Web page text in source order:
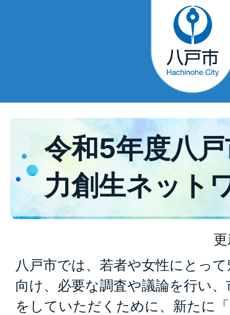
令和5年度八
力創生ネット
八戸市では、若者や女性にとっ
向け、必要な調査や議論を行い
をしていただくために、新たに